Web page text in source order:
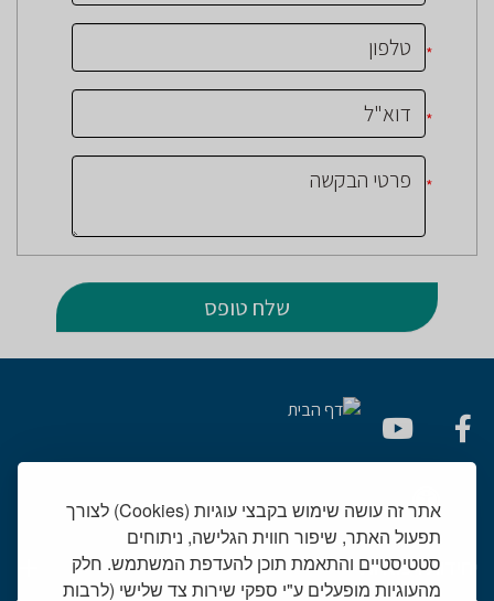
אתר זה עושה שימוש בקבצי עוגיות (Cookies) לצורך
תפעול האתר, שיפור חווית הגלישה, ניתוחים
סטטיסטיים והתאמת תוכן להעדפת המשתמש. חלק
מהעוגיות מופעלים ע"י ספקי שירות צד שלישי (לרבות
*
*
*
יחידות רפואיות